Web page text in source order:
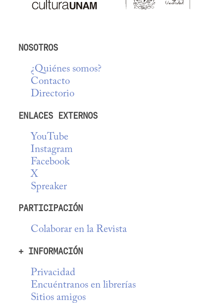
NOSOTROS
¿Quiénes somos?
Contacto
Directorio
ENLACES EXTERNOS
YouTube
Instagram
Facebook
X
Spreaker
PARTICIPACIÓN
Colaborar en la Revista
+ INFORMACIÓN
Privacidad
Encuéntranos en librerías
Sitios amigos